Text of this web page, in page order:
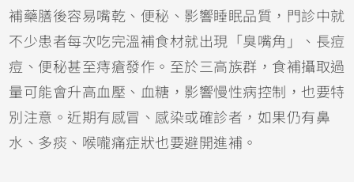
補藥膳後容易嘴乾、便秘、影響睡眠品質，門診中就
不少患者每次吃完溫補食材就出現「臭嘴角」、長痘
痘、便秘甚至痔瘡發作。至於三高族群，食補攝取過
量可能會升高血壓、血糖，影響慢性病控制，也要特
別注意。近期有感冒、感染或確診者，如果仍有鼻
水、多痰、喉嚨痛症狀也要避開進補。